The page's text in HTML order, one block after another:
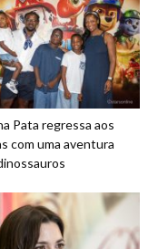
Pata regressa aos
com uma aventura